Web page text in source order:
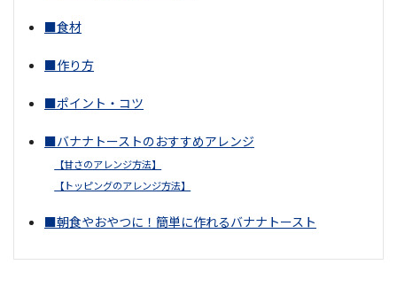
■食材
■作り方
■ポイント・コツ
■バナナトーストのおすすめアレンジ
【甘さのアレンジ方法】
【トッピングのアレンジ方法】
■朝食やおやつに！簡単に作れるバナナトースト